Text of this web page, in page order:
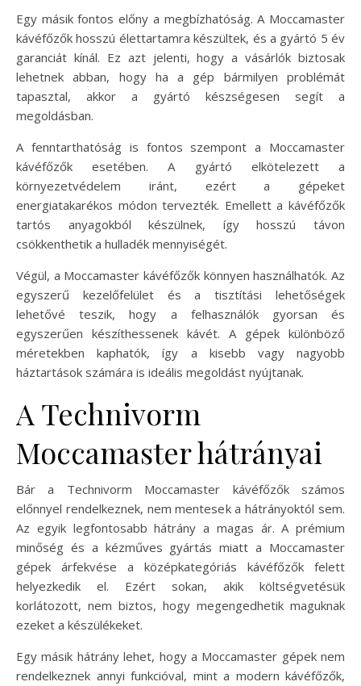
Egy másik fontos előny a megbízhatóság. A Moccamaster
kávéfőzők hosszú élettartamra készültek, és a gyártó 5 év
garanciát kínál. Ez azt jelenti, hogy a vásárlók biztosak
lehetnek abban, hogy ha a gép bármilyen problémát
tapasztal, akkor a gyártó készségesen segít a
megoldásban.
A fenntarthatóság is fontos szempont a Moccamaster
kávéfőzők esetében. A gyártó elkötelezett a
környezetvédelem iránt, ezért a gépeket
energiatakarékos módon tervezték. Emellett a kávéfőzők
tartós anyagokból készülnek, így hosszú távon
csökkenthetik a hulladék mennyiségét.
Végül, a Moccamaster kávéfőzők könnyen használhatók. Az
egyszerű kezelőfelület és a tisztítási lehetőségek
lehetővé teszik, hogy a felhasználók gyorsan és
egyszerűen készíthessenek kávét. A gépek különböző
méretekben kaphatók, így a kisebb vagy nagyobb
háztartások számára is ideális megoldást nyújtanak.
A Technivorm
Moccamaster hátrányai
Bár a Technivorm Moccamaster kávéfőzők számos
előnnyel rendelkeznek, nem mentesek a hátrányoktól sem.
Az egyik legfontosabb hátrány a magas ár. A prémium
minőség és a kézműves gyártás miatt a Moccamaster
gépek árfekvése a középkategóriás kávéfőzők felett
helyezkedik el. Ezért sokan, akik költségvetésük
korlátozott, nem biztos, hogy megengedhetik maguknak
ezeket a készülékeket.
Egy másik hátrány lehet, hogy a Moccamaster gépek nem
rendelkeznek annyi funkcióval, mint a modern kávéfőzők,